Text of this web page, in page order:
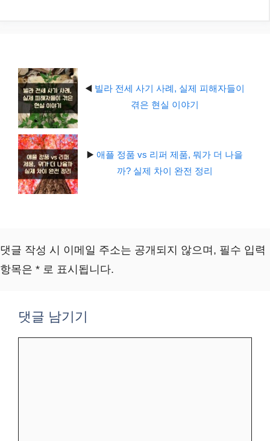
◀️ 빌라 전세 사기 사례, 실제 피해자들이
겪은 현실 이야기
▶️애플 정품 vs 리퍼 제품, 뭐가 더 나을
까? 실제 차이 완전 정리
댓글 작성 시 이메일 주소는 공개되지 않으며, 필수 입력
항목은 * 로 표시됩니다.
댓글 남기기